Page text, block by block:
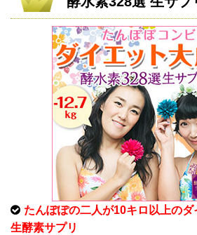
たんぽぽの二人が10キロ以上の
生酵素サプリ